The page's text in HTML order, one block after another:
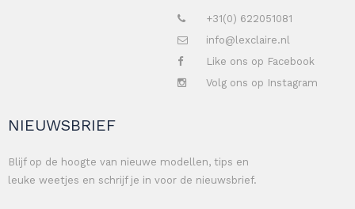
+31(0) 622051081
info@lexclaire.nl
Like ons op Facebook
Volg ons op Instagram
NIEUWSBRIEF
Blijf op de hoogte van nieuwe modellen, tips en
leuke weetjes en schrijf je in voor de nieuwsbrief.